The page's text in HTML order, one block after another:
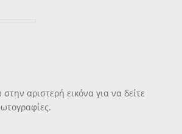
αριστερή εικόνα για να δείτε